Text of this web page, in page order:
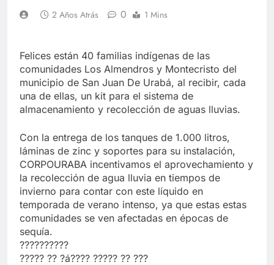
2 Años Atrás 0 1 Mins
Felices están 40 familias indígenas de las
comunidades Los Almendros y Montecristo del
municipio de San Juan De Urabá, al recibir, cada
una de ellas, un kit para el sistema de
almacenamiento y recolección de aguas lluvias.
Con la entrega de los tanques de 1.000 litros,
láminas de zinc y soportes para su instalación,
CORPOURABA incentivamos el aprovechamiento y
la recolección de agua lluvia en tiempos de
invierno para contar con este líquido en
temporada de verano intenso, ya que estas estas
comunidades se ven afectadas en épocas de
sequía.
??????????
????? ?? ?á???? ????? ?? ???